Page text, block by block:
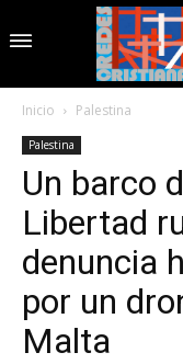
Inicio Palestina
Palestina
Un barco
Libertad
denuncia
por un
Malta